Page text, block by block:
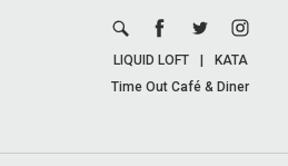
LIQUID LOFT
KATA
Time Out Café & Diner